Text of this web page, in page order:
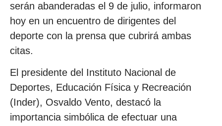
serán abanderadas el 9 de julio, informaron
hoy en un encuentro de dirigentes del
deporte con la prensa que cubrirá ambas
citas.
El presidente del Instituto Nacional de
Deportes, Educación Física y Recreación
(Inder), Osvaldo Vento, destacó la
importancia simbólica de efectuar una